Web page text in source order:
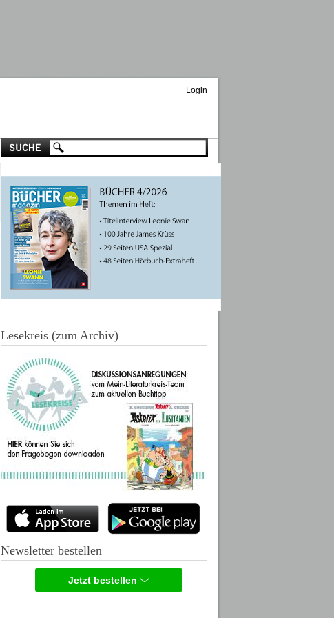
Login
Lesekreis (zum Archiv)
Newsletter bestellen
Jetzt bestellen